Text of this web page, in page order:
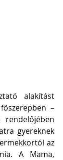
alakítást
–
gyereknek
az